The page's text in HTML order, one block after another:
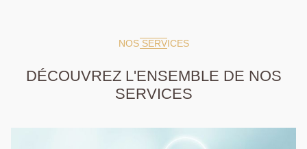
NOS SERVICES
DÉCOUVREZ L'ENSEMBLE DE NOS
SERVICES